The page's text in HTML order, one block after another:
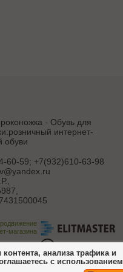
- Обувь для
интернет-
обуви
60-59; +7(932)610-63-98
магазина
анализа трафика и
с использованием